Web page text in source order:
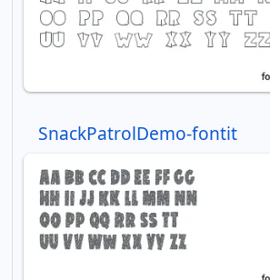
SnackPatrolDemo-fontit